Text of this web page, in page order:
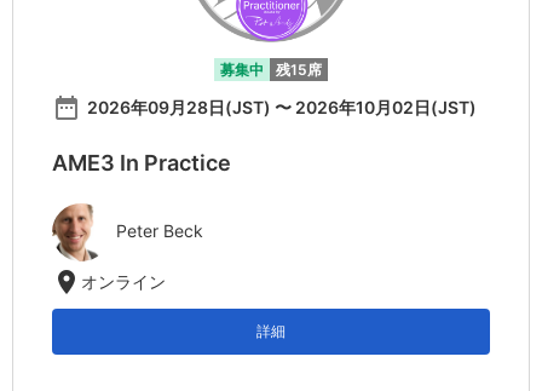
募集中 残15席
date_range 2026年09月28日(JST) 〜 2026年10月02日(JST)
AME3 In Practice
Peter Beck
location_on オンライン
詳細